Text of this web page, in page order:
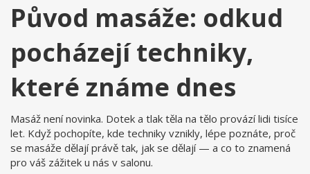
Původ masáže: odkud
pocházejí techniky,
které známe dnes
Masáž není novinka. Dotek a tlak těla na tělo provází lidi tisíce
let. Když pochopíte, kde techniky vznikly, lépe poznáte, proč
se masáže dělají právě tak, jak se dělají — a co to znamená
pro váš zážitek u nás v salonu.